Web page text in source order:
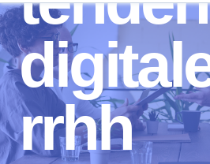
rrhh